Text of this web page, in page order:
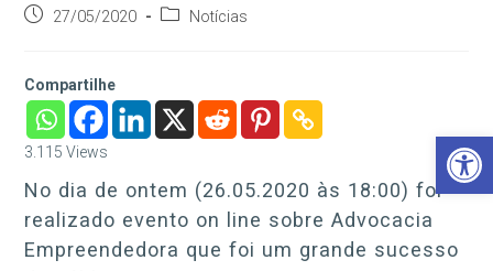
Barra de Ferramentas Aberta
Post27/05/2020
Categoria
Notícias
Compartilhe
3.115 Views
No dia de ontem (26.05.2020 às 18:00) foi
realizado evento on line sobre Advocacia
Empreendedora que foi um grande sucesso